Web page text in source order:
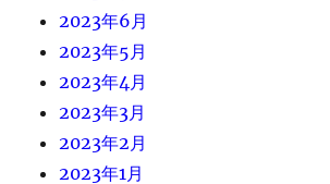
2023年6月
2023年5月
2023年4月
2023年3月
2023年2月
2023年1月